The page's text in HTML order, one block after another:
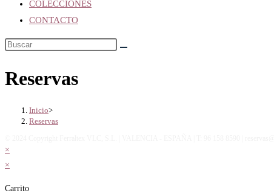
COLECCIONES
CONTACTO
Reservas
Inicio>
Reservas
×
×
Carrito